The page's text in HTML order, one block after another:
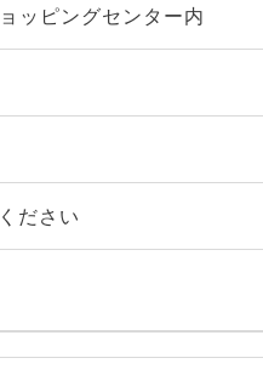
ッピングセンター内
ださい